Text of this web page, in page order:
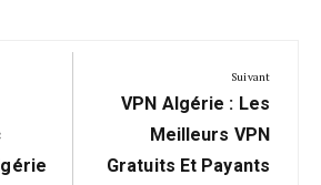
Suivant
Suivant:
VPN Algérie : Les
Meilleurs VPN
Gratuits Et Payants